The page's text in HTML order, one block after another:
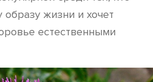
жизни и хочет
естественными